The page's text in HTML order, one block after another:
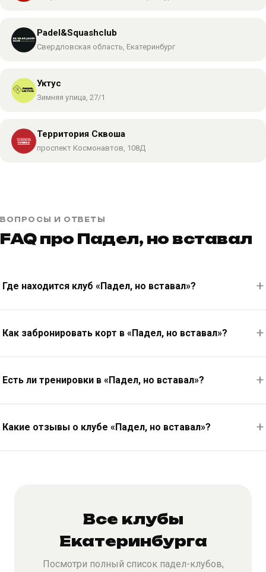
Padel&Squashclub
Свердловская область, Екатеринбург
Уктус
Зимняя улица, 27/1
Территория Сквоша
проспект Космонавтов, 108Д
ВОПРОСЫ И ОТВЕТЫ
FAQ про Падел, но вставал
Где находится клуб «Падел, но вставал»?
Как забронировать корт в «Падел, но вставал»?
Есть ли тренировки в «Падел, но вставал»?
Какие отзывы о клубе «Падел, но вставал»?
Все клубы
Екатеринбурга
Посмотри полный список падел-клубов,